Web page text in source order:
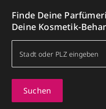
Finde Deine
Deine Kosmetik-
Suchen